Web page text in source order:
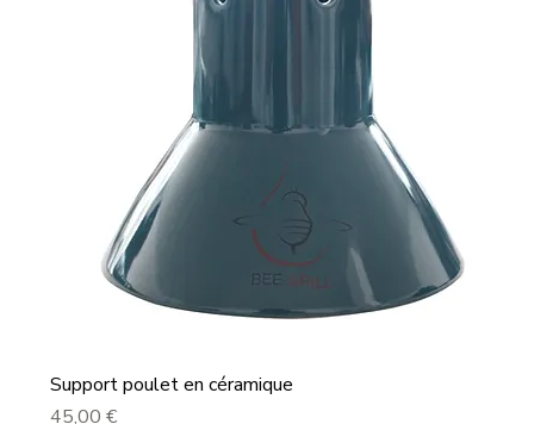
Support poulet en céramique
Prix
45,00 €